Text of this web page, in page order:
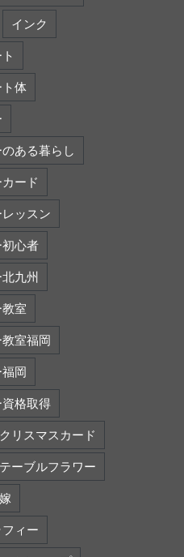
インク
ト体
ある暮らし
ード
ッスン
心者
九州
室
室福岡
岡
格取得
クリスマスカード
テーブルフラワー
ィー